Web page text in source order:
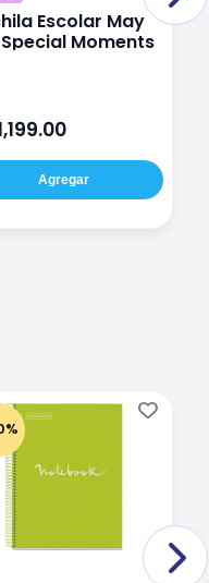
Escolar May
Moments
Agregar